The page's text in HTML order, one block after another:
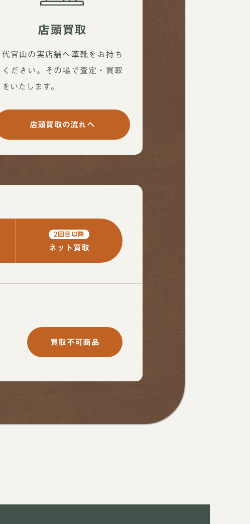
店頭買取
代官山の実店舗へ革靴をお持ち
ください。その場で査定・買取
をいたします。
店頭買取の流れへ
2回目以降
ネット買取
買取不可商品